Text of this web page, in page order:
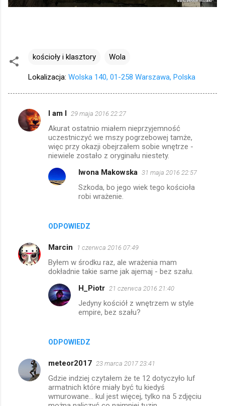
kościoły i klasztory Wola
Lokalizacja: Wolska 140, 01-258 Warszawa, Polska
K
e
I am I 29 maja 2016 22:27
Akurat ostatnio miałem nieprzyjemność
uczestniczyć we mszy pogrzebowej tamże,
więc przy okazji obejrzałem sobie wnętrze -
niewiele zostało z oryginału niestety.
ODPOWIEDZ
Iwona Makowska 31 maja 2016 22:57
Szkoda, bo jego wiek tego kościoła
robi wrażenie.
Marcin 1 czerwca 2016 07:49
Byłem w środku raz, ale wrażenia mam
dokładnie takie same jak ajemaj - bez szału.
ODPOWIEDZ
H_Piotr 21 czerwca 2016 21:40
Jedyny kościół z wnętrzem w style
empire, bez szału?
meteor2017 23 marca 2017 23:41
Gdzie indziej czytałem że te 12 dotyczyło luf
armatnich które miały być tu kiedyś
wmurowane... kul jest więcej, tylko na 5 zdjęciu